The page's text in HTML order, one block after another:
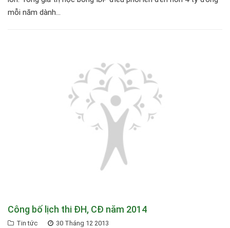
mỗi năm dành...
Công bố lịch thi ĐH, CĐ năm 2014
Tin tức 30 Tháng 12 2013